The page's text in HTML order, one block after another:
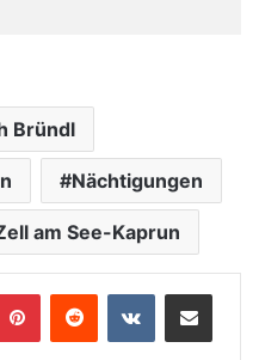
Bründl
Nächtigungen
am See-Kaprun